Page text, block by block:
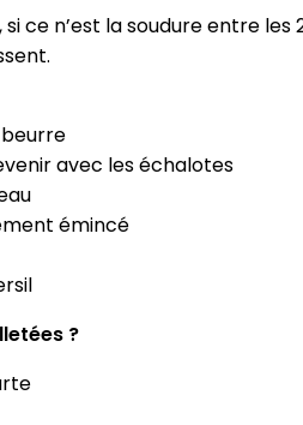
ce n’est la soudure entre les
avec les échalotes
émincé
?